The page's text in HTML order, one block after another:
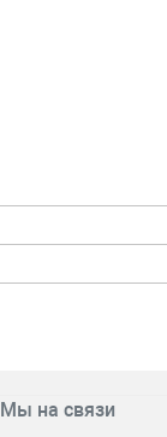
Мы на связи